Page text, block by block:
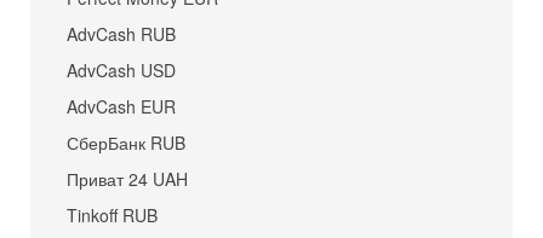
AdvCash RUB
AdvCash USD
AdvCash EUR
СберБанк RUB
Приват 24 UAH
Tinkoff RUB